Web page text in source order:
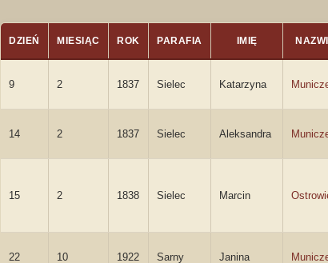
DZIEŃ MIESIĄC ROK PARAFIA IMIĘ
9 2 1837 Sielec Katarzyna
14 2 1837 Sielec Aleksandra
15 2 1838 Sielec Marcin
22 10 1922 Sarny Janina